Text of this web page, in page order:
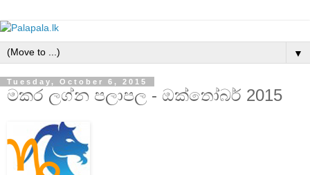
▼
Tuesday, October 6, 2015
මකර ලග්න පලාපල - ඔක්තෝබර් 2015